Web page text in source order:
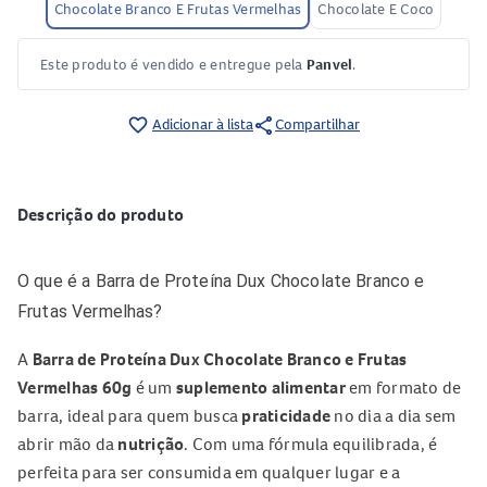
Chocolate Branco E Frutas Vermelhas Chocolate E Coco
Este produto é vendido e entregue pela Panvel.
favorite_border Adicionar à listashareCompartilhar
Descrição do produto
O que é a Barra de Proteína Dux Chocolate Branco e
Frutas Vermelhas?
A Barra de Proteína Dux Chocolate Branco e Frutas
Vermelhas 60g é um suplemento alimentarem formato de
barra, ideal para quem busca praticidade no dia a dia sem
abrir mão da nutrição. Com uma fórmula equilibrada, é
perfeita para ser consumida em qualquer lugar e a